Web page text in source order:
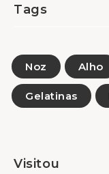
Tags
Noz Alho
Gelatinas
Visitou